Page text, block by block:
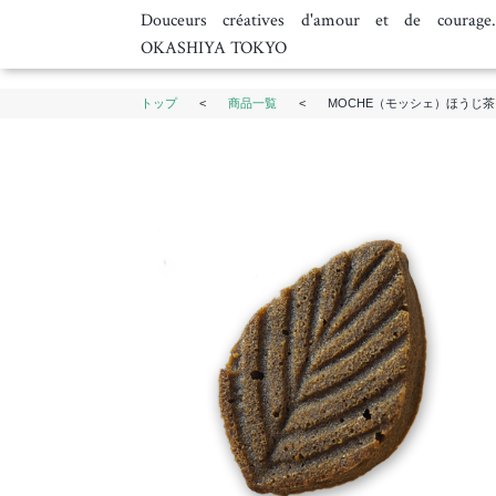
Douceurs créatives d'amour et de
OKASHIYA TOKYO
トップ < 商品一覧 < MOCHE（モッシェ）ほうじ茶